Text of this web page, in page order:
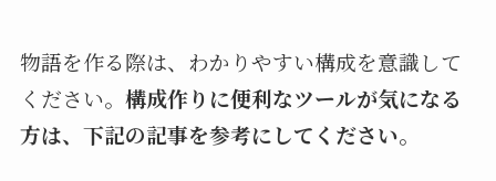
物語を作る際は、わかりやすい構成を意識して
ください。 構成作りに便利なツールが気になる
方は、下記の記事を参考にしてください。